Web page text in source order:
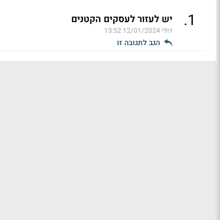
1
. יש לעזור לעסקים הקטנים
דולי12/01/2024 13:52
הגב לתגובה זו